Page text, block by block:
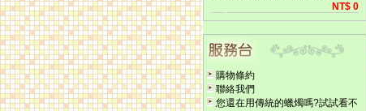
NT$ 0
購物條約
聯絡我們
您還在用傳統的蠟燭嗎?試試看不